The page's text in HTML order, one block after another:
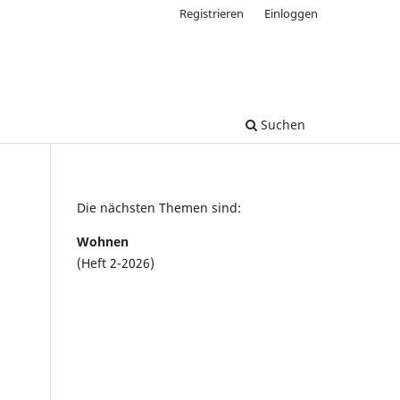
Suchen
Registrieren Einloggen
Die nächsten Themen sind:
Wohnen
(Heft 2-2026)